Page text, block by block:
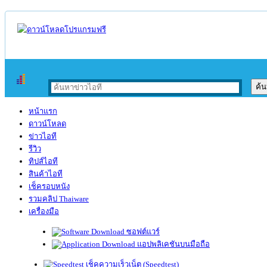
หน้าแรก
ดาวน์โหลด
ข่าวไอที
รีวิว
ทิปส์ไอที
สินค้าไอที
เช็ครอบหนัง
รวมคลิป Thaiware
เครื่องมือ
ซอฟต์แวร์
แอปพลิเคชันบนมือถือ
เช็คความเร็วเน็ต (Speedtest)